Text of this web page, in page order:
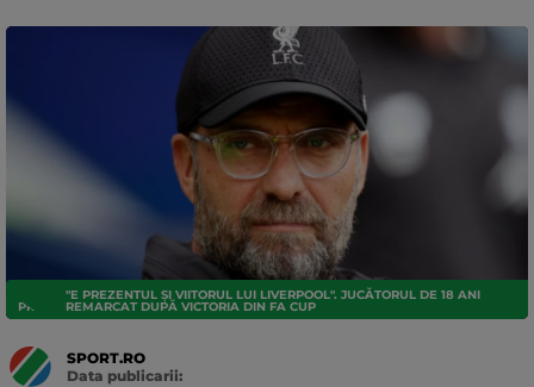
PREMIER LEAGUE
"E PREZENTUL ȘI VIITORUL LUI LIVERPOOL". JUCĂTORUL DE 18 ANI
REMARCAT DUPĂ VICTORIA DIN FA CUP
SPORT.RO
Data publicarii: